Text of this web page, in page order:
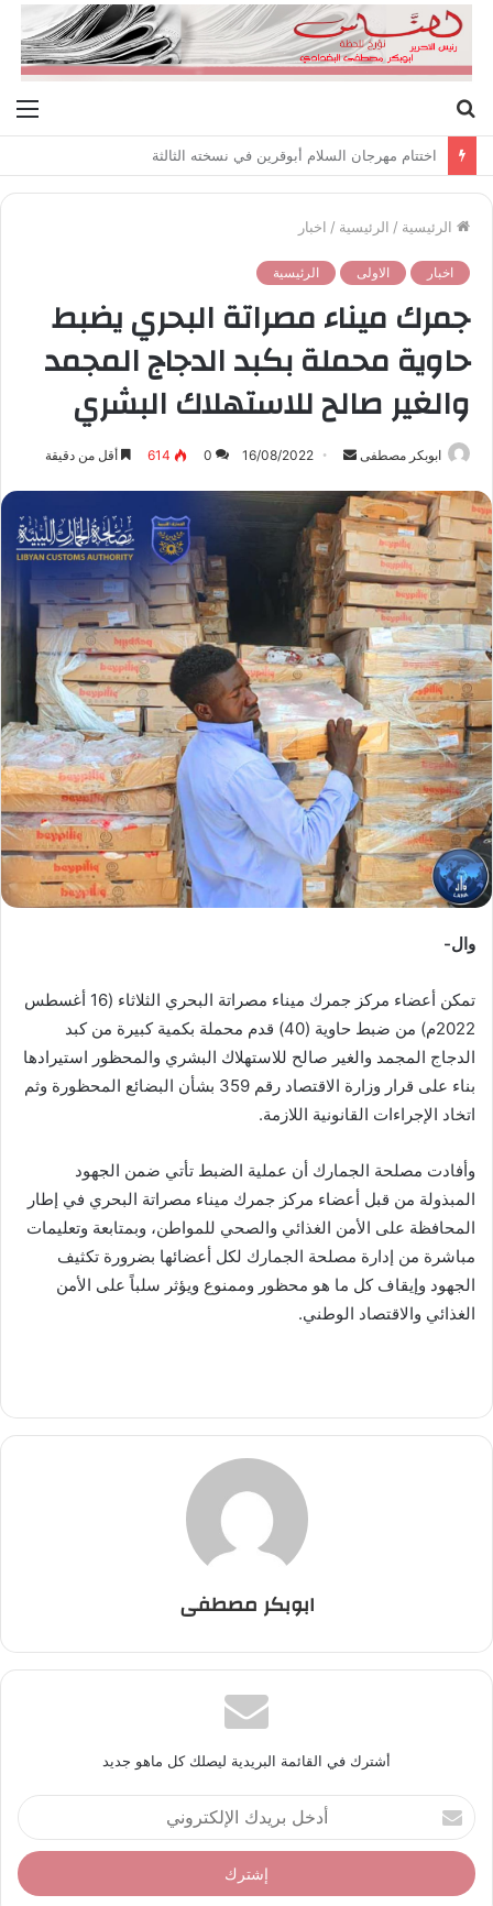
عن
اختتام مهرجان السلام أبوقرين في نسخته الثالثة
الرئيسية / الرئيسية / اخبار
اخبار الاولى الرئيسية
جمرك ميناء مصراتة البحري يضبط
حاوية محملة بكبد الدجاج المجمد
والغير صالح للاستهلاك البشري
ابوبكر مصطفى
س
ل
ب
ر
ي
د
ا
إ
ل
ك
ت
ر
و
ي
ا
16/08/2022
0
614 أقل من دقيقة
وال-
تمكن أعضاء مركز جمرك ميناء مصراتة البحري الثلاثاء (16 أغسطس
2022م) من ضبط حاوية (40) قدم محملة بكمية كبيرة من كبد
الدجاج المجمد والغير صالح للاستهلاك البشري والمحظور استيرادها
بناء على قرار وزارة الاقتصاد رقم 359 بشأن البضائع المحظورة وثم
اتخاد الإجراءات القانونية اللازمة.
وأفادت مصلحة الجمارك أن عملية الضبط تأتي ضمن الجهود
المبذولة من قبل أعضاء مركز جمرك ميناء مصراتة البحري في إطار
المحافظة على الأمن الغذائي والصحي للمواطن، وبمتابعة وتعليمات
مباشرة من إدارة مصلحة الجمارك لكل أعضائها بضرورة تكثيف
الجهود وإيقاف كل ما هو محظور وممنوع ويؤثر سلباً على الأمن
الغذائي والاقتصاد الوطني.
ابوبكر مصطفى
أشترك في القائمة البريدية ليصلك كل ماهو جديد
أ
د
خ
ل